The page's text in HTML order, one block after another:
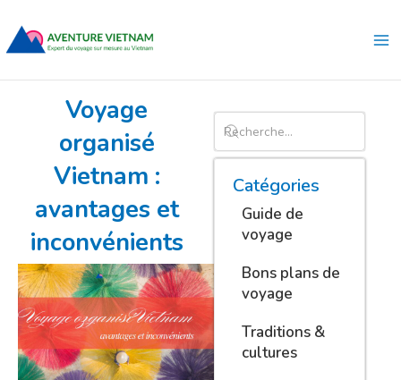
contenu
Voyage
organisé
Vietnam :
avantages et
inconvénients
Catégories
Guide de
voyage
Bons plans de
voyage
Traditions &
cultures